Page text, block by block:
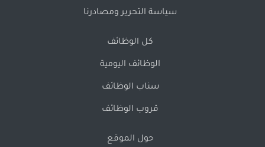
سياسة التحرير ومصادرنا
كل الوظائف
الوظائف اليومية
سناب الوظائف
قروب الوظائف
حول الموقع